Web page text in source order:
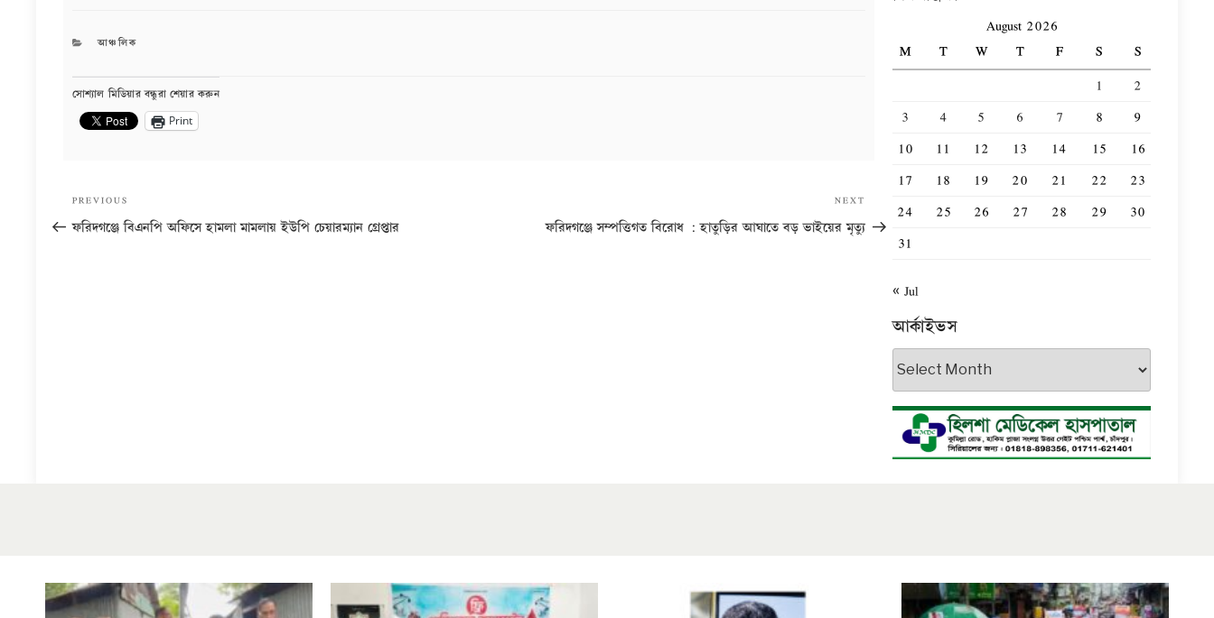
CATEGORIES
আঞ্চলিক
সোশ্যাল মিডিয়ার বন্ধুরা শেয়ার করুন
Print
navigation
Previous
Post
PREVIOUS
ফরিদগঞ্জে বিএনপি অফিসে হামলা মামলায় ইউপি চেয়ারম্যান গ্রেপ্তার
Post
NEXT
ফরিদগঞ্জে সম্পত্তিগত বিরোধ : হাতুড়ির আঘাতে বড় ভাইয়ের মৃত্যু
August 2026
M
T W T F S
S
1
2
3
4 5 6 7 8
9
10
11 12 13 14 15
16
17
18 19 20 21 22
23
24
25 26 27 28 29
30
31
« Jul
আর্কাইভস
আর্কাইভস